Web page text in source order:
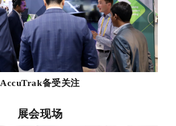
AccuTrak备受关注
展会现场